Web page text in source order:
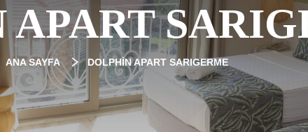
ANA SAYFA DOLPHIN APART SARIGERME